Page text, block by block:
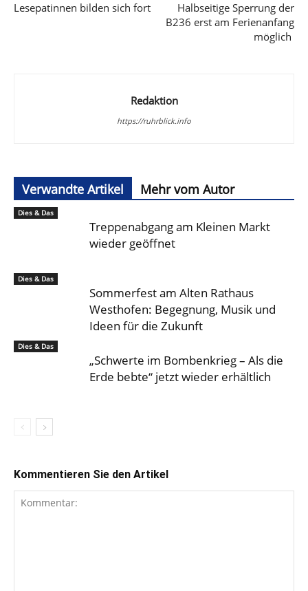
Lesepatinnen bilden sich fort
Halbseitige Sperrung der
B236 erst am Ferienanfang
möglich
Redaktion
https://ruhrblick.info
Verwandte Artikel Mehr vom Autor
Dies & Das
Treppenabgang am Kleinen Markt
wieder geöffnet
Dies & Das
Sommerfest am Alten Rathaus
Westhofen: Begegnung, Musik und
Ideen für die Zukunft
Dies & Das
„Schwerte im Bombenkrieg – Als die
Erde bebte“ jetzt wieder erhältlich
Kommentieren Sie den Artikel